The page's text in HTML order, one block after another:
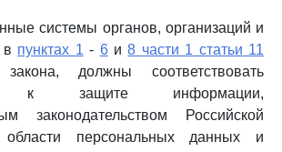
системы органов, организаций и
в пунктах 1 - 6и8 части 1 статьи 11
закона, должны соответствовать
к защите информации,
законодательством Российской
персональных данных и